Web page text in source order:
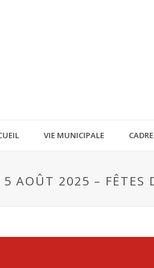
VIE MUNICIPALE
5 AOÛT 2025 – FÊTES